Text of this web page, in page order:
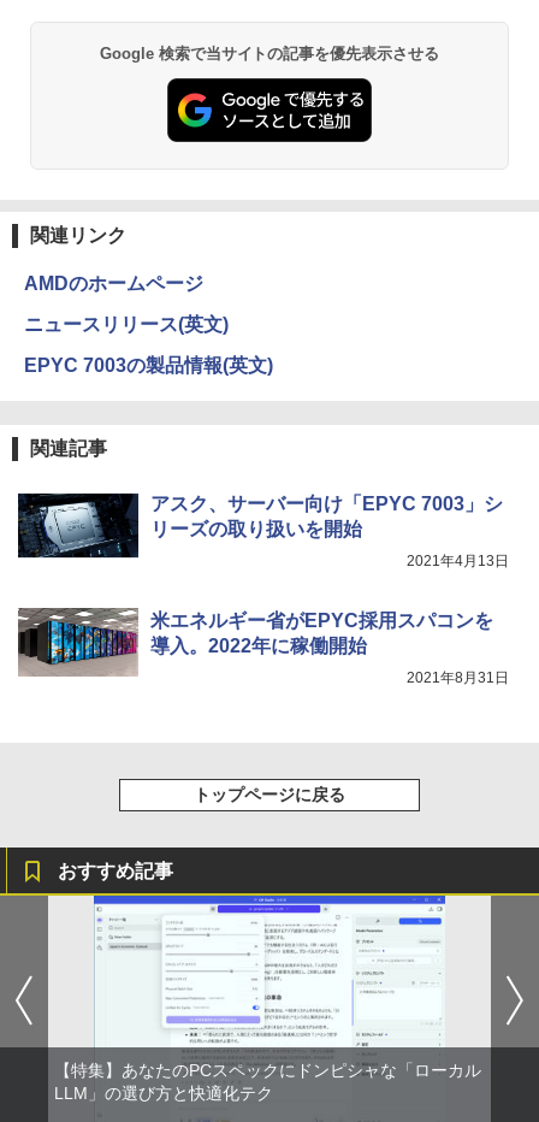
[Explicit]
￥250
On My Road (Stadium ver.)
On My Road (Stadium ver.)
￥250
富士山の天然水 バナジウム含有 水 ミネラル
ウォーター ペットボトル 静岡県産 500ミリリ
ットル (Smart Basic)
￥1,380
￥1,625
by Amazon 天然水ラベルレス 2L×9本
【Amazon.co.jp限定】 伊藤園 磨かれて、澄
みきった日本の水 2L 8本 ラベルレス [ ケース
] [ 水 ] [ ペットボトル ] [ 箱買い ] [ ストック
￥998
エース)
￥832
HUNTER×HUNTER モノクロ版 39 (ジャンプ
コミックスDIGITAL)
スーパーの裏でヤニ吸うふたり 9巻 (デジタル
版ビッグガンガンコミックス)
Google 検索で当サイトの記事を優先表示させる
関連リンク
AMDのホームページ
ニュースリリース(英文)
EPYC 7003の製品情報(英文)
関連記事
アスク、サーバー向け「EPYC 7003」シ
リーズの取り扱いを開始
2021年4月13日
米エネルギー省がEPYC採用スパコンを
導入。2022年に稼働開始
2021年8月31日
トップページに戻る
おすすめ記事
【特集】あなたのPCスペックにドンピシャな「ローカル
LLM」の選び方と快適化テク